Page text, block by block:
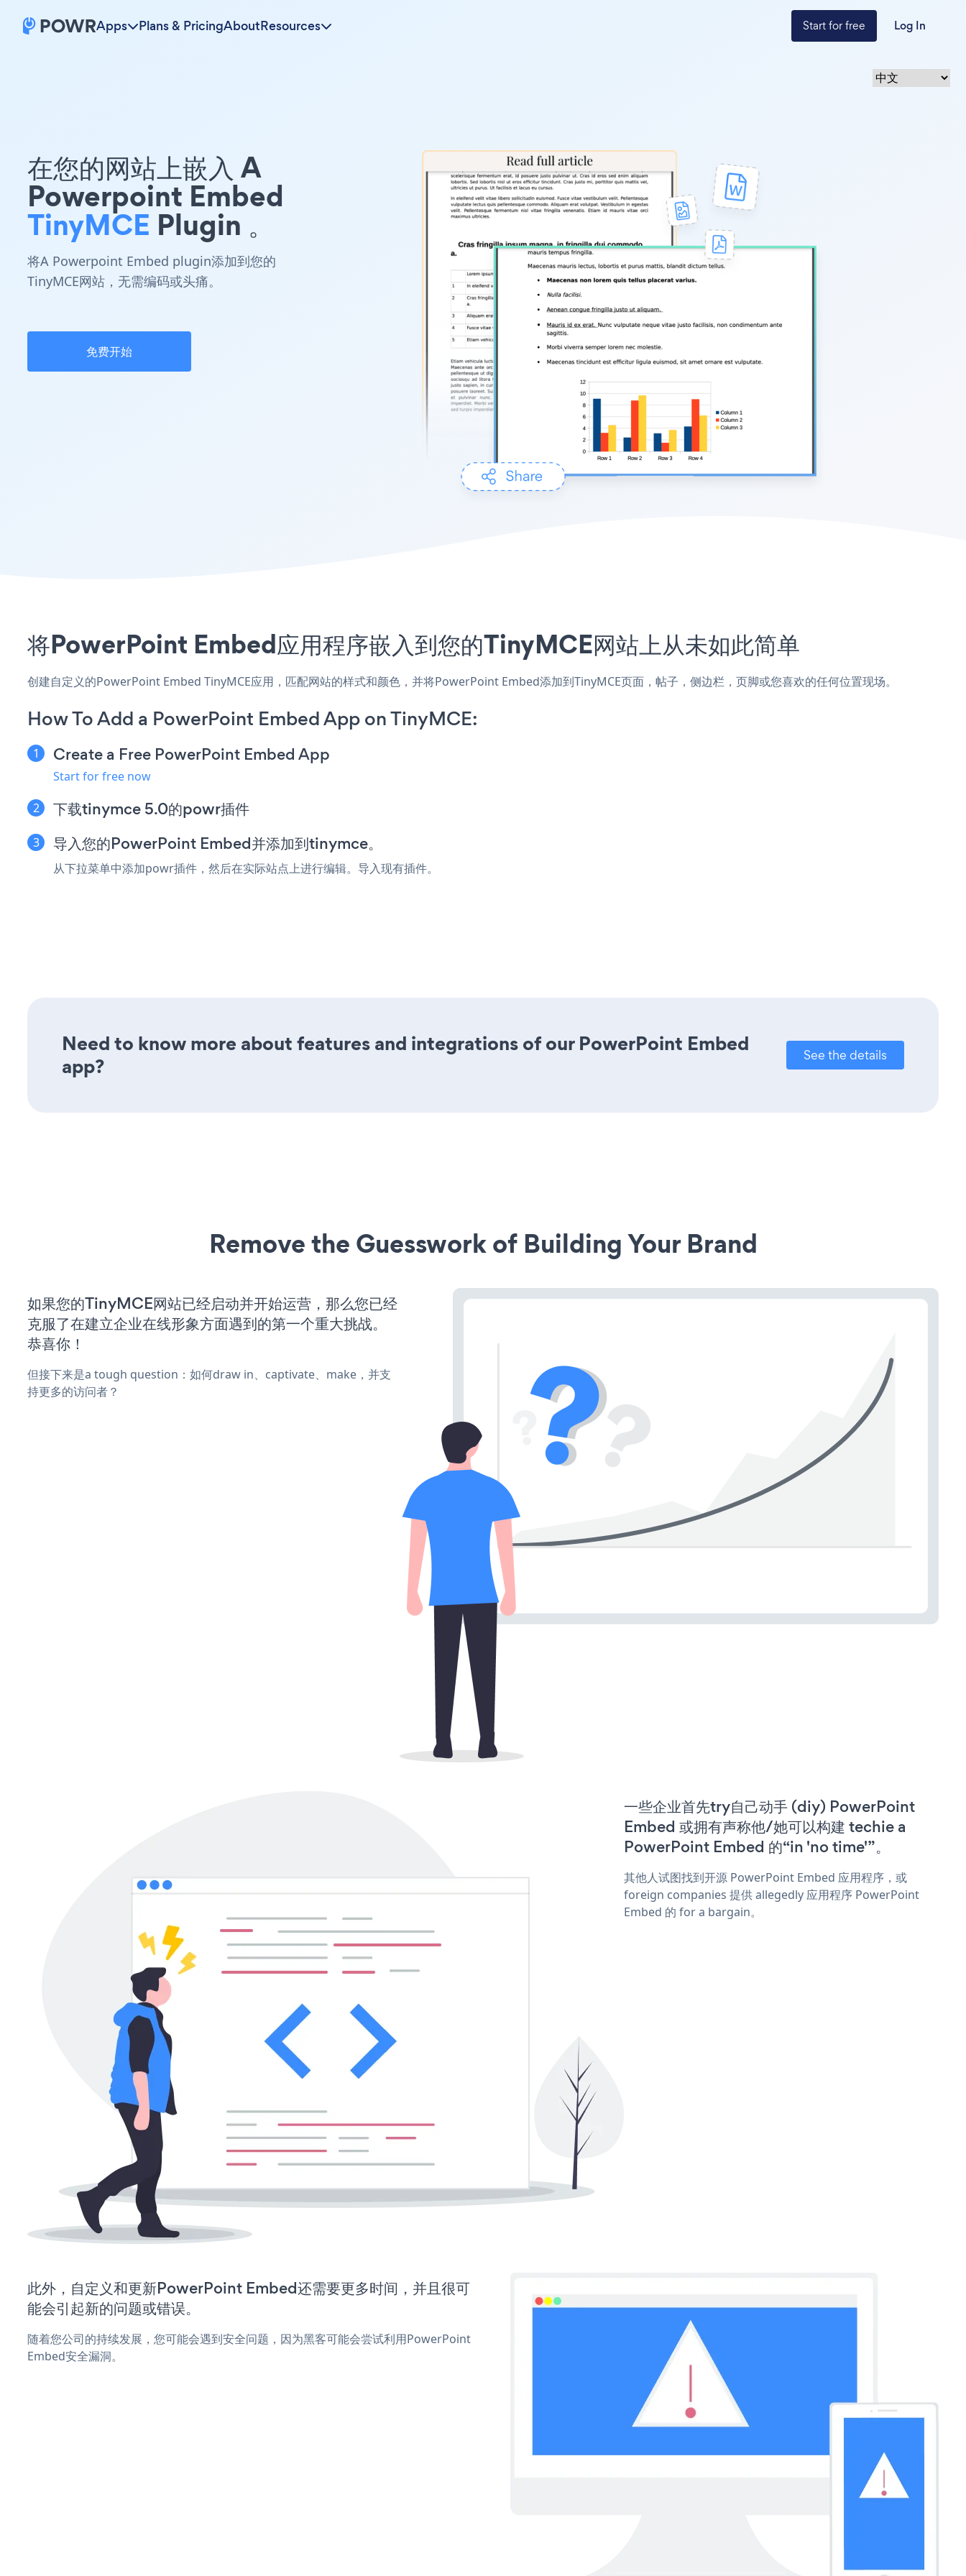
Apps Plans & PricingAboutResources Start for free Log In
在您的网站上嵌入 A
Powerpoint Embed
TinyMCE Plugin 。
将A Powerpoint Embed plugin添加到您的
TinyMCE网站，无需编码或头痛。
免费开始
将PowerPoint Embed应用程序嵌入到您的TinyMCE网站上从未如此简单
创建自定义的PowerPoint Embed TinyMCE应用，匹配网站的样式和颜色，并将PowerPoint Embed添加到TinyMCE页面，帖子，侧边栏，页脚或您喜欢的任何位置现场。
How To Add a PowerPoint Embed App on TinyMCE:
Create a Free PowerPoint Embed App
Start for free now
下载tinymce 5.0的powr插件
导入您的PowerPoint Embed并添加到tinymce。
从下拉菜单中添加powr插件，然后在实际站点上进行编辑。导入现有插件。
Need to know more about features and integrations of our PowerPoint Embed
app?
See the details
Remove the Guesswork of Building Your Brand
如果您的TinyMCE网站已经启动并开始运营，那么您已经
克服了在建立企业在线形象方面遇到的第一个重大挑战。
恭喜你！
但接下来是a tough question：如何draw in、captivate、make，并支
持更多的访问者？
一些企业首先try自己动手 (diy) PowerPoint
Embed 或拥有声称他/她可以构建 techie a
PowerPoint Embed 的“in 'no time'”。
其他人试图找到开源 PowerPoint Embed 应用程序，或
foreign companies 提供 allegedly 应用程序 PowerPoint
Embed 的 for a bargain。
此外，自定义和更新PowerPoint Embed还需要更多时间，并且很可
能会引起新的问题或错误。
随着您公司的持续发展，您可能会遇到安全问题，因为黑客可能会尝试利用PowerPoint
Embed安全漏洞。